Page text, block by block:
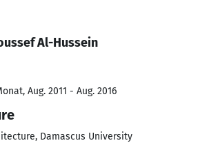
Al-Hussein
Aug. 2011 - Aug. 2016
Damascus University